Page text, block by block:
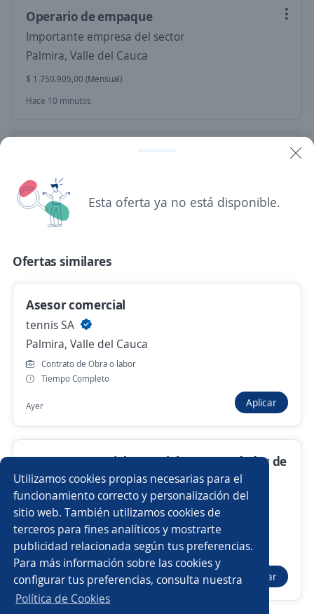
Utilizamos cookies propias necesarias para el
funcionamiento correcto y personalización del
sitio web. También utilizamos cookies de
terceros para fines analíticos y mostrarte
publicidad relacionada según tus preferencias.
Para más información sobre las cookies y
configurar tus preferencias, consulta nuestra
Política de Cookies
Operario de empaque
Importante empresa del sector
Palmira, Valle del Cauca
$ 1.750.905,00 (Mensual)
Hace 10 minutos
Importante empresa del sector
Cali, Valle del Cauca
$ 1.750.000,00 (Mensual)
Anterior
Nuevas ofertas de empleo
Coordinador/a Jefe/a de logística Auxiliar
Ejecutivo/a de ventas Promotor/a de cambaceo
Auxiliar operativo Velador/a
Agente ventas telemarketing Asesor/a de cobranza
Asesor/a Administrador/a punto de venta
Buscar es más fácil en la app
CT App Abrir
Esta oferta ya no está disponible.
Ofertas similares
Asesor comercial
tennis SA
Palmira, Valle del Cauca
Contrato de Obra o labor
Tiempo Completo
Ayer Aplicar
Asesor Comercial Motocicletas / Vendedor de
Motocicletas
4.6
FN Servicios
Palmira, Valle del Cauca
Contrato a término indefinido
Tiempo Completo
Ayer Aplicar